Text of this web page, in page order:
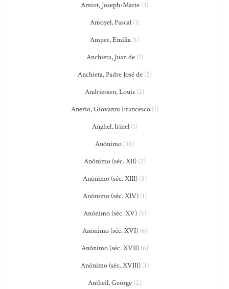
Amiot, Joseph-Marie (3)
Amoyel, Pascal(1)
Amper, Emilia (1)
Anchieta, Juan de(1)
Anchieta, Padre José de(2)
Andriessen, Louis (2)
Anerio, Giovanni Francesco(1)
Anghel, Irinel(1)
Anônimo (38)
Anônimo (séc. XII)(2)
Anônimo (séc. XIII)(5)
Anônimo (séc. XIV)(1)
Anônimo (séc. XV)(5)
Anônimo (séc. XVI)(6)
Anônimo (séc. XVII)(6)
Anônimo (séc. XVIII)(1)
Antheil, George (2)